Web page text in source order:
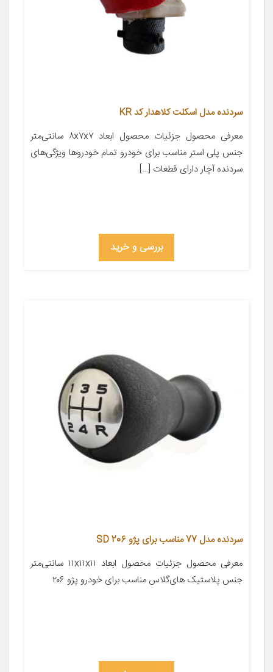
سردنده مدل اسکلت کلاهدار کد KR
معرفی محصول جزئیات محصول ابعاد ۸x۷x۷ سانتی‌متر
جنس پلی استر مناسب برای خودرو تمام خودروها ویژگی‌های
سردنده آچار دارای قطعات […]
بررسی و خرید
سردنده مدل 77 مناسب برای پژو 206 SD
معرفی محصول جزئیات محصول ابعاد ۱۱x۱۱x۱۱ سانتی‌متر
جنس پلاستیک های‌گلاس مناسب برای خودرو پژو ۲۰۶